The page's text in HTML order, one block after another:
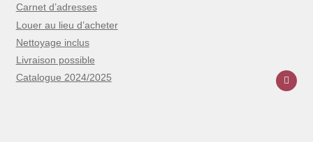
Carnet d’adresses
Louer au lieu d’acheter
Nettoyage inclus
Livraison possible
Catalogue 2024/2025